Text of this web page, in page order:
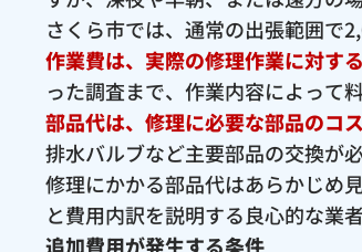
さくら市では、通常の出張範囲で
作業費は、実際の修理作業に対す
った調査まで、作業内容によって
部品代は、修理に必要な部品のコ
排水バルブなど主要部品の交換が
修理にかかる部品代はあらかじめ
と費用内訳を説明する良心的な業
追加費用が発生する条件